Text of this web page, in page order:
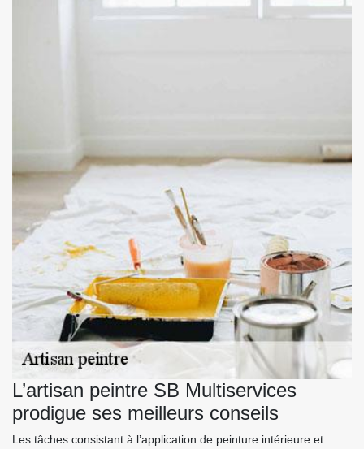
L’artisan peintre SB Multiservices
prodigue ses meilleurs conseils
Les tâches consistant à l’application de peinture intérieure et